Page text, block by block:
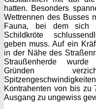
hatten. Besonders
Wettrennen des Busses
Fauna, bei dem sich
Schildkröte
geben muss. Auf ein
in der Nähe des
Straußenherde
Gründen
Kontrahenten von bis zu
Ausgang zu ungewiss